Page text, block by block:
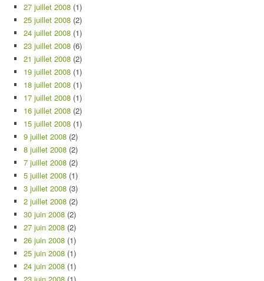
27 juillet 2008 (1)
25 juillet 2008 (2)
24 juillet 2008 (1)
23 juillet 2008 (6)
21 juillet 2008 (2)
19 juillet 2008 (1)
18 juillet 2008 (1)
17 juillet 2008 (1)
16 juillet 2008 (2)
15 juillet 2008 (1)
9 juillet 2008 (2)
8 juillet 2008 (2)
7 juillet 2008 (2)
5 juillet 2008 (1)
3 juillet 2008 (3)
2 juillet 2008 (2)
30 juin 2008 (2)
27 juin 2008 (2)
26 juin 2008 (1)
25 juin 2008 (1)
24 juin 2008 (1)